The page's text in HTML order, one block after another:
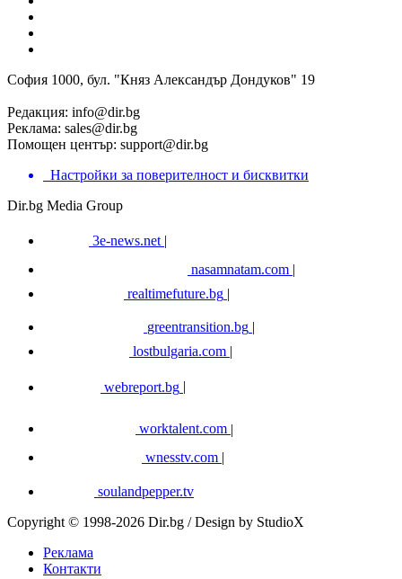
София 1000, бул. "Княз Александър Дондуков" 19
Редакция: info@dir.bg
Реклама: sales@dir.bg
Помощен център: support@dir.bg
Настройки за поверителност и бисквитки
Dir.bg Media Group
3e-news.net |
nasamnatam.com |
realtimefuture.bg |
greentransition.bg |
lostbulgaria.com |
webreport.bg
worktalent.com |
wnesstv.com |
soulandpepper.tv
Copyright © 1998-2026 Dir.bg / Design by StudioX
Реклама
Контакти